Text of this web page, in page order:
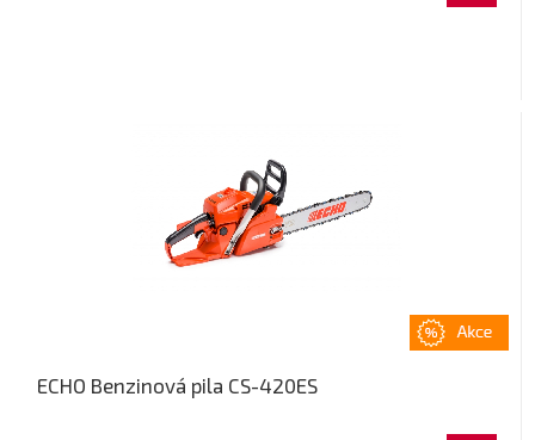
ECHO Benzinová pila CS-420ES